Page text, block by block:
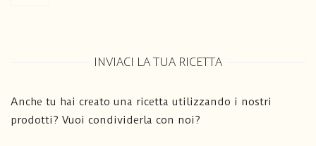
INVIACI LA TUA RICETTA
Anche tu hai creato una ricetta utilizzando i nostri
prodotti? Vuoi condividerla con noi?